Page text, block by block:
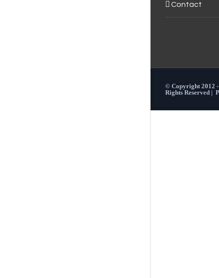
Contact
© Copyright 2012
Rights Reserved |